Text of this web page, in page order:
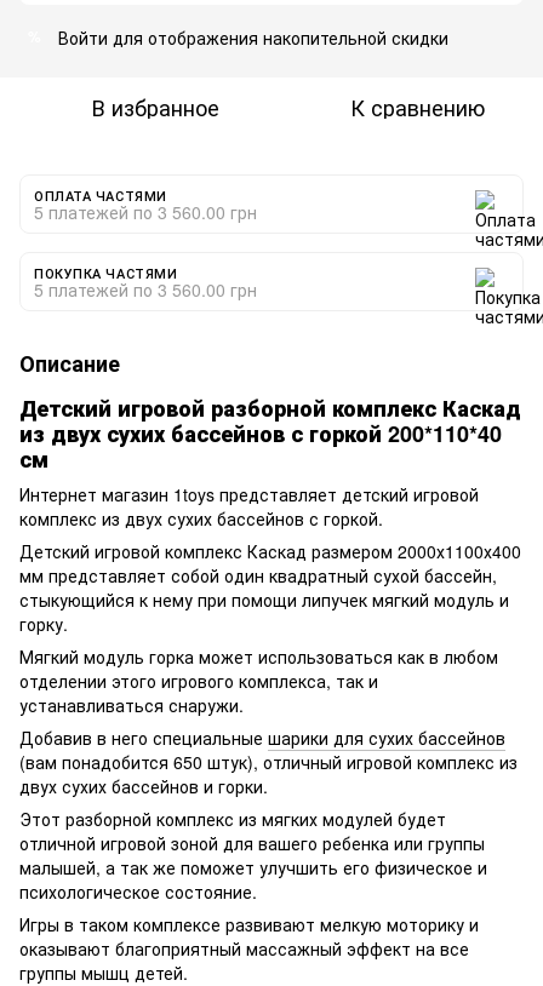
Войти для отображения накопительной скидки
В избранное К сравнению
ОПЛАТА ЧАСТЯМИ
5 платежей по 3 560.00 грн
ПОКУПКА ЧАСТЯМИ
5 платежей по 3 560.00 грн
Описание
Детский игровой разборной комплекс Каскад
из двух сухих бассейнов с горкой 200*110*40
см
Интернет магазин 1toys представляет детский игровой
комплекс из двух сухих бассейнов с горкой.
Детский игровой комплекс Каскад размером 2000х1100х400
мм представляет собой один квадратный сухой бассейн,
стыкующийся к нему при помощи липучек мягкий модуль и
горку.
Мягкий модуль горка может использоваться как в любом
отделении этого игрового комплекса, так и
устанавливаться снаружи.
Добавив в него специальные шарики для сухих бассейнов
(вам понадобится 650 штук), отличный игровой комплекс из
двух сухих бассейнов и горки.
Этот разборной комплекс из мягких модулей будет
отличной игровой зоной для вашего ребенка или группы
малышей, а так же поможет улучшить его физическое и
психологическое состояние.
Игры в таком комплексе развивают мелкую моторику и
оказывают благоприятный массажный эффект на все
группы мышц детей.